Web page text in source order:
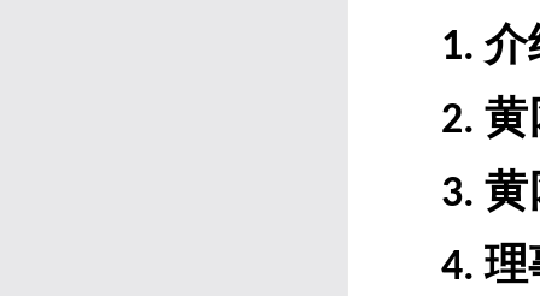
1. 介
2. 黄
3. 黄
4.理